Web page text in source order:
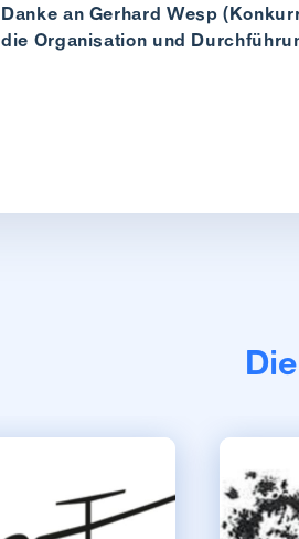
Danke an Gerhard Wesp
die Organisation und